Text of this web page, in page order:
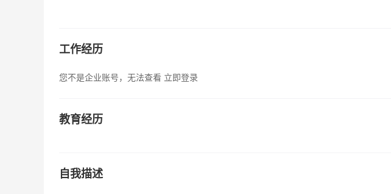
工作经历
您不是企业账号，无法查看 立即登录
教育经历
自我描述